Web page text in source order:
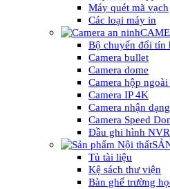
Máy quét mã vạch
Các loại máy in
Bộ chuyển đổi tín
Camera bullet
Camera dome
Camera hộp
Camera IP 4K
Camera nhận
Camera Speed
Đầu ghi hình NVR
Tủ tài liệu
Kệ sách thư viện
Bàn ghế trường